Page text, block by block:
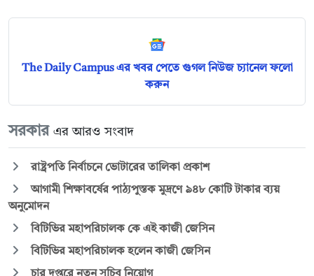
The Daily Campus এর খবর পেতে গুগল নিউজ চ্যানেল ফলো
করুন
সরকার এর আরও সংবাদ
রাষ্ট্রপতি নির্বাচনে ভোটারের তালিকা প্রকাশ
আগামী শিক্ষাবর্ষের পাঠ্যপুস্তক মুদ্রণে ৯৪৮ কোটি টাকার ব্যয়
অনুমোদন
বিটিভির মহাপরিচালক কে এই কাজী জেসিন
বিটিভির মহাপরিচালক হলেন কাজী জেসিন
চার দপ্তরে নতুন সচিব নিয়োগ